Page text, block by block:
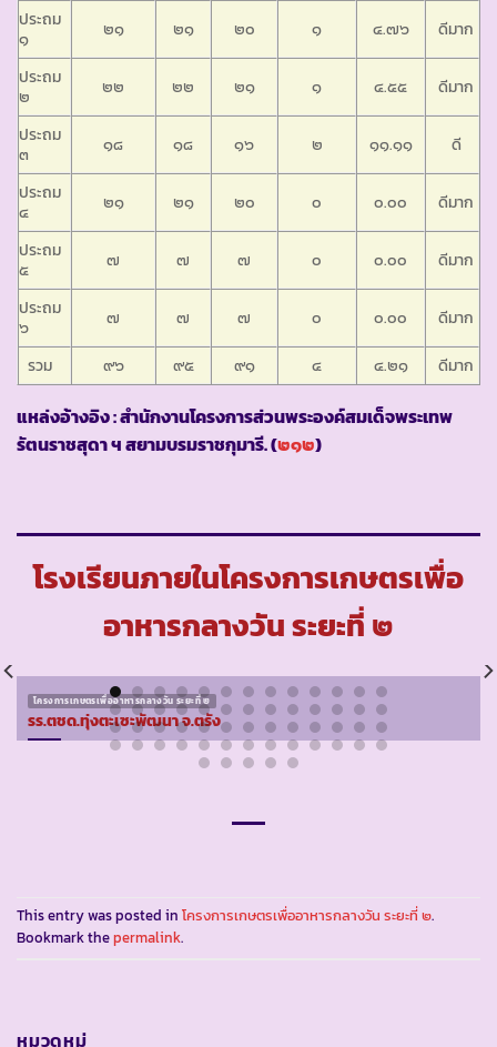
ประถม
๑
๒๑ ๒๑ ๒๐ ๑ ๔.๗๖
ดีมาก
ประถม
๒
๒๒ ๒๒ ๒๑ ๑ ๔.๕๕
ดีมาก
ประถม
๓
๑๘ ๑๘ ๑๖ ๒ ๑๑.๑๑
ดี
ประถม
๔
๒๑ ๒๑ ๒๐ ๐ ๐.๐๐
ดีมาก
ประถม
๕
๗ ๗ ๗ ๐ ๐.๐๐
ดีมาก
ประถม
๖
๗ ๗ ๗ ๐ ๐.๐๐
ดีมาก
รวม
๙๖ ๙๕ ๙๑ ๔ ๔.๒๑ ดีมาก
แหล่งอ้างอิง : สำนักงานโครงการส่วนพระองค์สมเด็จพระเทพ
รัตนราชสุดา ฯ สยามบรมราชกุมารี. (๒๑๒)
โรงเรียนภายในโครงการเกษตรเพื่อ
อาหารกลางวัน ระยะที่ ๒
โครงการเกษตรเพื่ออาหารกลางวัน ระยะที่ ๒
รร.ตชด.ทุ่งตะเซะพัฒนา จ.ตรัง
This entry was posted in โครงการเกษตรเพื่ออาหารกลางวัน ระยะที่ ๒.
Bookmark thepermalink.
หมวดหมู่